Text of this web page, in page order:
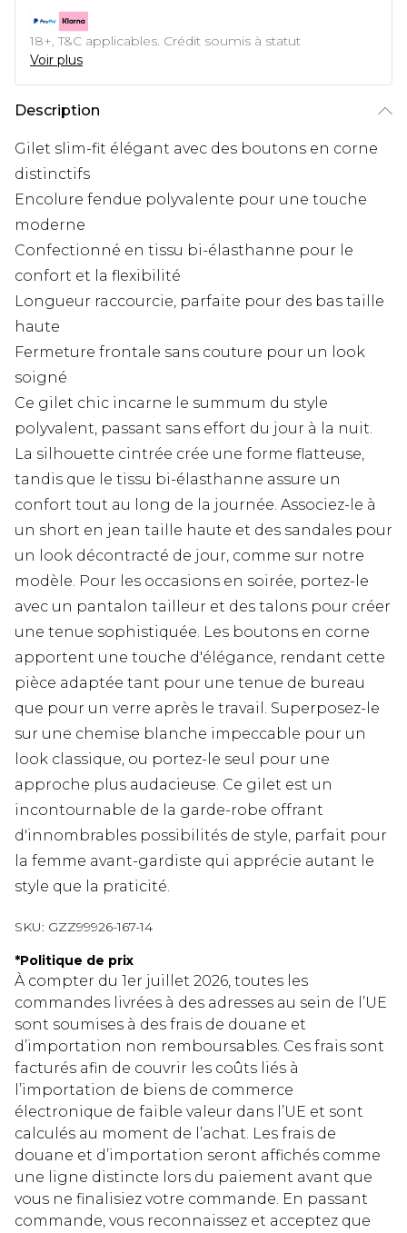
18+, T&C applicables. Crédit soumis à statut
Voir plus
Description
Gilet slim-fit élégant avec des boutons en corne
distinctifs
Encolure fendue polyvalente pour une touche
moderne
Confectionné en tissu bi-élasthanne pour le
confort et la flexibilité
Longueur raccourcie, parfaite pour des bas taille
haute
Fermeture frontale sans couture pour un look
soigné
Ce gilet chic incarne le summum du style
polyvalent, passant sans effort du jour à la nuit.
La silhouette cintrée crée une forme flatteuse,
tandis que le tissu bi-élasthanne assure un
confort tout au long de la journée. Associez-le à
un short en jean taille haute et des sandales pour
un look décontracté de jour, comme sur notre
modèle. Pour les occasions en soirée, portez-le
avec un pantalon tailleur et des talons pour créer
une tenue sophistiquée. Les boutons en corne
apportent une touche d'élégance, rendant cette
pièce adaptée tant pour une tenue de bureau
que pour un verre après le travail. Superposez-le
sur une chemise blanche impeccable pour un
look classique, ou portez-le seul pour une
approche plus audacieuse. Ce gilet est un
incontournable de la garde-robe offrant
d'innombrables possibilités de style, parfait pour
la femme avant-gardiste qui apprécie autant le
style que la praticité.
SKU: GZZ99926-167-14
*Politique de prix
À compter du 1er juillet 2026, toutes les
commandes livrées à des adresses au sein de l’UE
sont soumises à des frais de douane et
d’importation non remboursables. Ces frais sont
facturés afin de couvrir les coûts liés à
l’importation de biens de commerce
électronique de faible valeur dans l’UE et sont
calculés au moment de l’achat. Les frais de
douane et d’importation seront affichés comme
une ligne distincte lors du paiement avant que
vous ne finalisiez votre commande. En passant
commande, vous reconnaissez et acceptez que